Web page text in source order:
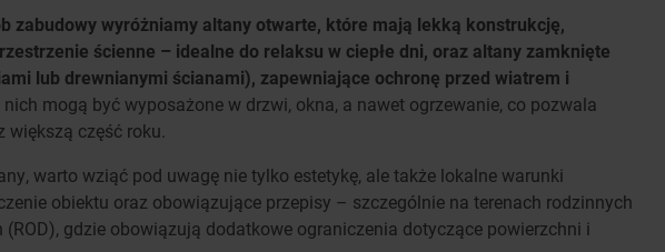
zabudowy wyróżniamy altany otwarte, które mają lekką konstrukcję,
ścienne – idealne do relaksu w ciepłe dni, oraz altany zamknięte
lub drewnianymi ścianami), zapewniające ochronę przed wiatrem i
nich mogą być wyposażone w drzwi, okna, a nawet ogrzewanie, co pozwala
część roku.
warto wziąć pod uwagę nie tylko estetykę, ale także lokalne warunki
obiektu oraz obowiązujące przepisy – szczególnie na terenach rodzinnych
(ROD), gdzie obowiązują dodatkowe ograniczenia dotyczące powierzchni i